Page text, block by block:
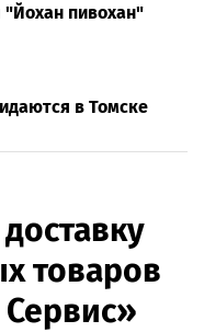
пивохан"
в Томске
товаров